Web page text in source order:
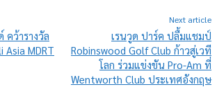
คว้ารางวัล
MDRT
Next article
เรนวูด ปาร์ค ปลื้มแชมป์
Robinswood Golf Club ก้าวสู่เวที
โลก ร่วมแข่งขัน Pro-Am ที่
Wentworth Club ประเทศอังกฤษ